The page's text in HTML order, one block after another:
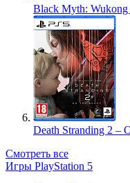
Black Myth:
Death Stranding 2 –
Смотреть все
Игры PlayStation 5